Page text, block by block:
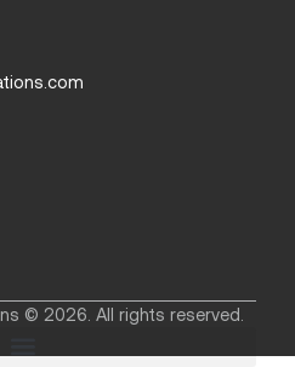
© 2026. All rights reserved.